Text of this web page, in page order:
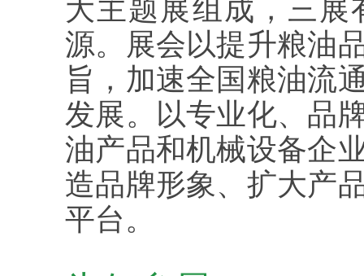
大主题展组成，三
源。展会以提升粮油
旨，加速全国粮油流
发展。以专业化、品
油产品和机械设备企
造品牌形象、扩大产
平台。